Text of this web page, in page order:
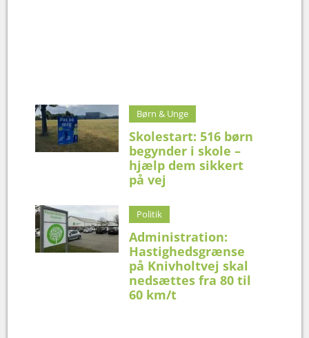
Børn & Unge
Skolestart: 516 børn
begynder i skole –
hjælp dem sikkert
på vej
Politik
Administration:
Hastighedsgrænse
på Knivholtvej skal
nedsættes fra 80 til
60 km/t